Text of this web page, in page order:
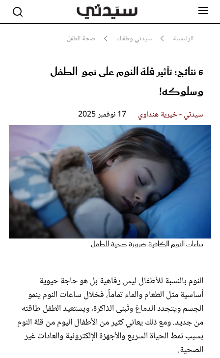
الرئيسية سيدتي وطفلك صحة الطفل
6 نتائج: تأثير قلة النوم على نمو الطفل
وسلوكه!
سيدتي - خيرية هنداوي 17 نوفمبر 2025
ساعات النوم الكافية ضرورة صحية للطفل
النوم بالنسبة للأطفال ليس رفاهية بل هو حاجة حيوية
أساسية مثل الطعام والماء تماماً، فخلال ساعات النوم ينمو
الجسم ويتجدد الدماغ وتُبنى الذاكرة، ويستعيد الطفل طاقته
من جديد. ومع ذلك يعاني كثير من الأطفال اليوم من قلة النوم
بسبب نمط الحياة السريع والأجهزة الإلكترونية والعادات غير
الصحية.
مشاهير
جمال
سيدتي وطفلك
لايف ستايل
مطبخ سيدتي
مقالات الرأي